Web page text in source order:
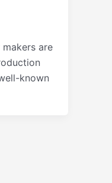
are
known